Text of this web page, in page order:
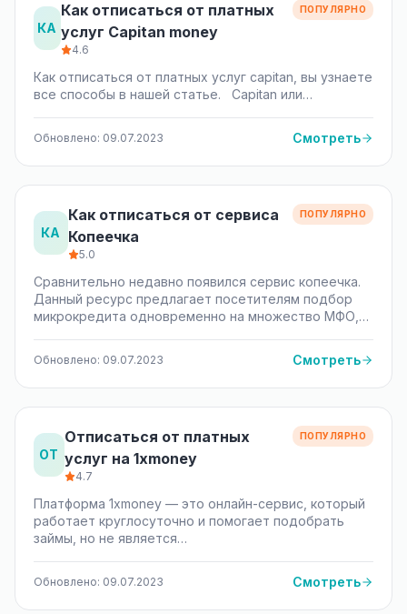
КА
Как отписаться от платных
услуг Capitan money
4.6
ПОПУЛЯРНО
Как отписаться от платных услуг capitan, вы узнаете
все способы в нашей статье. Сapitan или…
Обновлено: 09.07.2023 Смотреть
КА
Как отписаться от сервиса
Копеечка
5.0
ПОПУЛЯРНО
Сравнительно недавно появился сервис копеечка.
Данный ресурс предлагает посетителям подбор
микрокредита одновременно на множество МФО,…
Обновлено: 09.07.2023 Смотреть
ОТ
Отписаться от платных
услуг на 1xmoney
4.7
ПОПУЛЯРНО
Платформа 1xmoney — это онлайн-сервис, который
работает круглосуточно и помогает подобрать
займы, но не является…
Обновлено: 09.07.2023 Смотреть